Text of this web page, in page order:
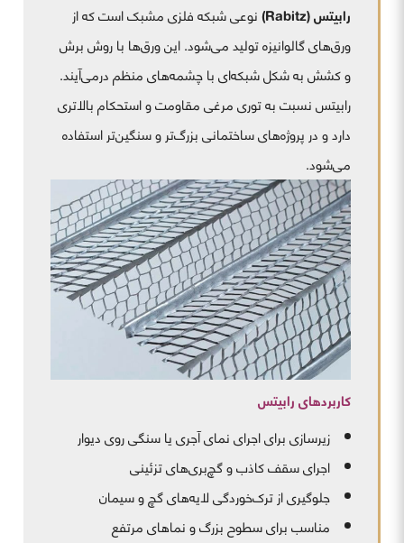
رابیتس(Rabitz)
نوعی شبکه فلزی مشبک است که از
ورق‌های گالوانیزه تولید می‌شود. این ورق‌ها با روش برش
و کشش به شکل شبکه‌ای با چشمه‌های منظم درمی‌آیند.
رابیتس نسبت به توری مرغی مقاومت و استحکام بالاتری
دارد و در پروژه‌های ساختمانی بزرگ‌تر و سنگین‌تر استفاده
می‌شود.
کاربردهای رابیتس
زیرسازی برای اجرای نمای آجری یا سنگی روی دیوار
اجرای سقف کاذب و گچ‌بری‌های تزئینی
جلوگیری از ترک‌خوردگی لایه‌های گچ و سیمان
مناسب برای سطوح بزرگ و نماهای مرتفع